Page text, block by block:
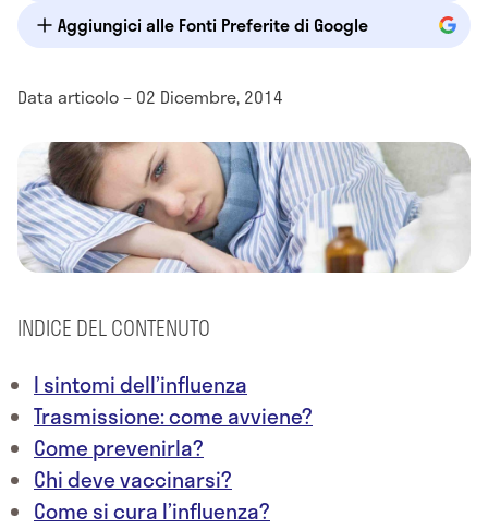
Aggiungici alle Fonti Preferite di Google
Data articolo – 02 Dicembre, 2014
INDICE DEL CONTENUTO
I sintomi dell’influenza
Trasmissione: come avviene?
Come prevenirla?
Chi deve vaccinarsi?
Come si cura l’influenza?